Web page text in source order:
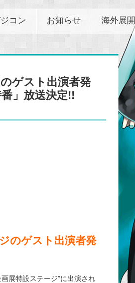
コン お知らせ 海外展開
ゲスト出演者発
」放送決定!!
のゲスト出演者発
展特設ステージ”に出演され